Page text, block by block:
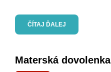
ČÍTAJ ĎALEJ
Materská dovolenka